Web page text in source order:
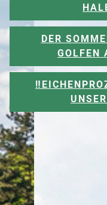
DER
GOLFEN